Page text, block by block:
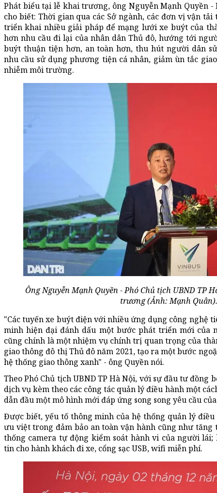
Phát biểu tại lễ khai trương, ông Nguyễn Mạnh Quyền -
cho biết: Thời gian qua các Sở ngành, các đơn vị vận
triển khai nhiều giải pháp để mạng lưới xe buýt của
hơn nhu cầu đi lại của nhân dân Thủ đô, hướng tới
buýt thuận tiện hơn, an toàn hơn, thu hút người dân
nhu cầu sử dụng phương tiện cá nhân, giảm ùn tắc
nhiễm môi trường.
Ông Nguyễn Mạnh Quyền - Phó Chủ tịch UBND TP
trương (Ảnh: Mạnh Quân).
"Các tuyến xe buýt điện với nhiều ứng dụng công nghệ
minh hiện đại đánh dấu một bước phát triển mới của
cũng chính là một nhiệm vụ chính trị quan trọng của
giao thông đô thị Thủ đô năm 2021, tạo ra một bước
hệ thống giao thông xanh" - ông Quyền nói.
Theo Phó Chủ tịch UBND TP Hà Nội, với sự đầu tư đồng
dịch vụ kèm theo các công tác quản lý điều hành một
dẫn đầu một mô hình mới đáp ứng song song yêu cầu
Được biết, yếu tố thông minh của hệ thống quản lý
ưu việt trong đảm bảo an toàn vận hành cũng như tăng
thống camera tự động kiểm soát hành vi của người
tin cho hành khách đi xe, cổng sạc USB, wifi miễn phí.